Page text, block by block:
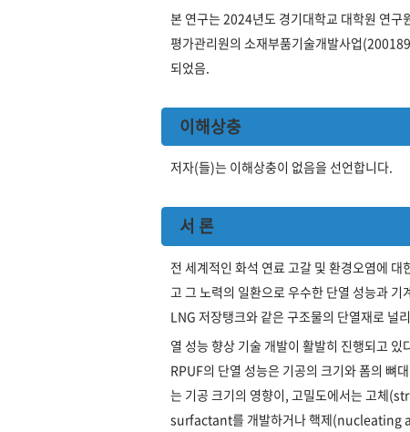
본 연구는 2024년도 경기대학교 대학원 연
평가관리원의 소재부품기술개발사업
되었음.
이해상충
저자(들)는 이해상충이 없음을 선언합니다.
서 론
전 세계적인 화석 연료 고갈 및 환경오염에
고 그 노력의 일환으로 우수한 단열 성능과
LNG 저장탱크와 같은 구조물의 단열재로
열 성능 향상 기술 개발이 활발히 진행되고 있
RPUF의 단열 성능은 기공의 크기와 폼의 뼈
는 기공 크기의 영향이, 고밀도에서는 고체
surfactant를 개발하거나 핵제(nucleating